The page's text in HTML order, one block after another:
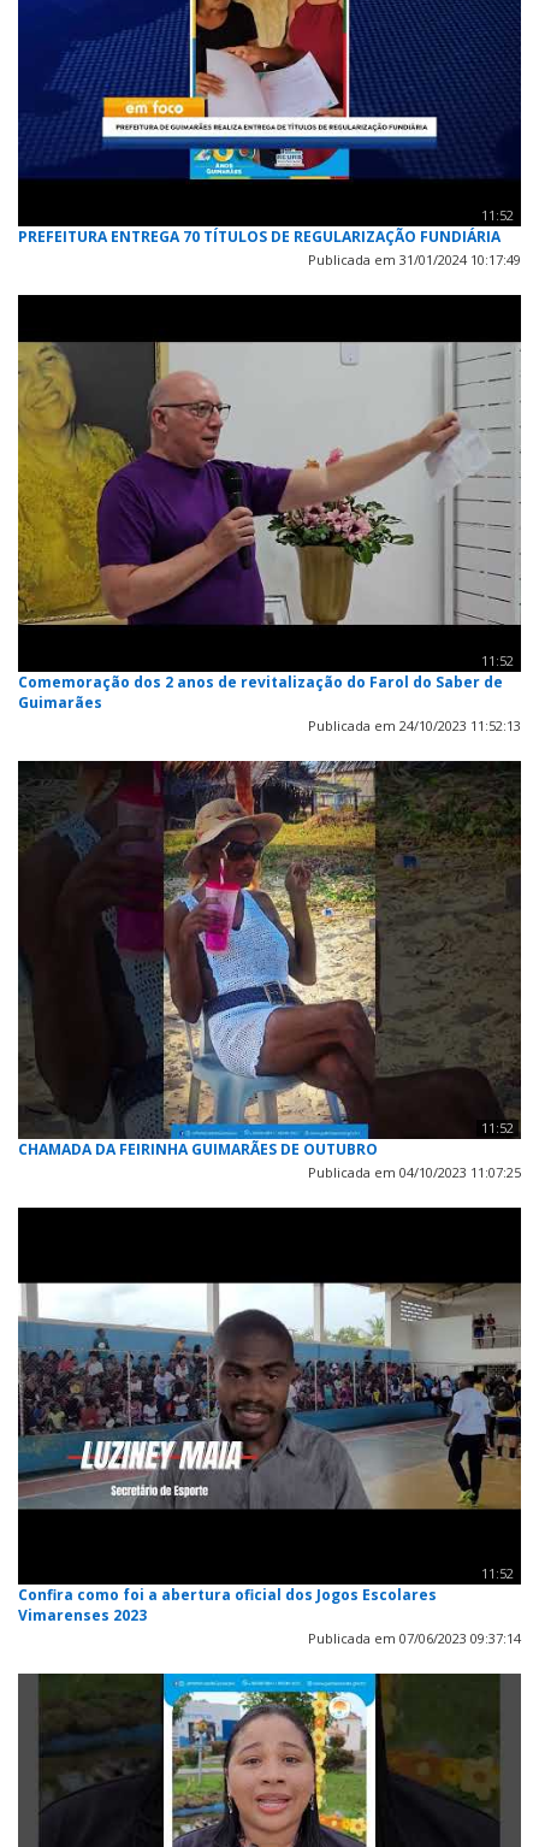
11:52
PREFEITURA ENTREGA 70 TÍTULOS DE REGULARIZAÇÃO FUNDIÁRIA
Publicada em 31/01/2024 10:17:49
11:52
Comemoração dos 2 anos de revitalização do Farol do Saber de
Guimarães
Publicada em 24/10/2023 11:52:13
11:52
CHAMADA DA FEIRINHA GUIMARÃES DE OUTUBRO
Publicada em 04/10/2023 11:07:25
11:52
Confira como foi a abertura oficial dos Jogos Escolares
Vimarenses 2023
Publicada em 07/06/2023 09:37:14